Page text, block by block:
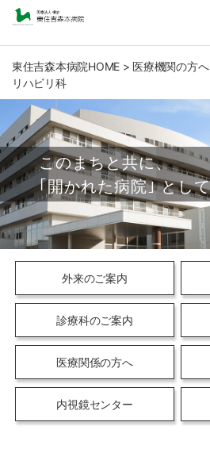
住
吉
森
本
病
院
医
療
法
人
橘
会
東住吉森本病院HOME > 医療機関の方へ
リハビリ科
外来のご案内
診療科のご案内
医療関係の方へ
内視鏡センター